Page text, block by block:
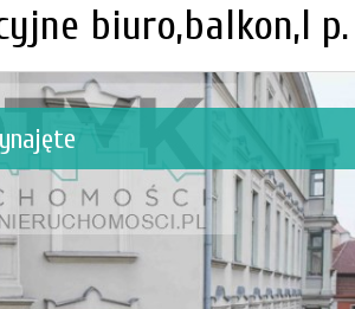
biuro,balkon,I p.